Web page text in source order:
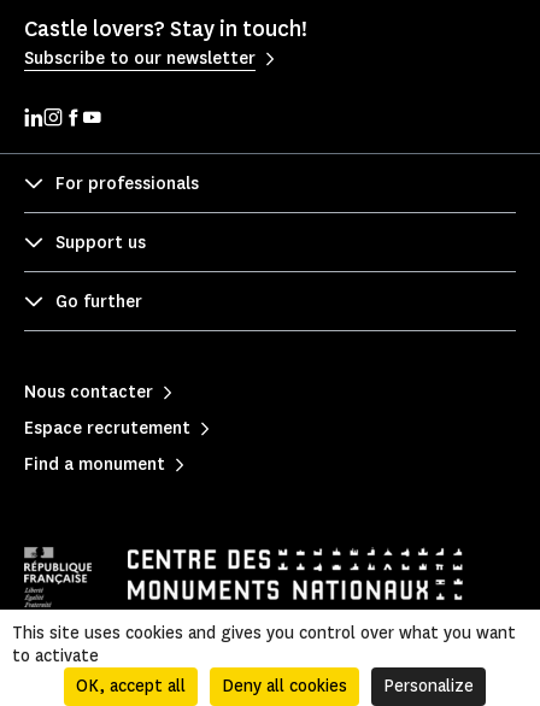
Castle lovers? Stay in touch!
Subscribe to our newsletter
For professionals
Support us
Go further
Nous contacter
Espace recrutement
Find a monument
Mentions légales
Legal & administrative information
| Sitemap
This site uses cookies and gives you control over what you want
to activate
OK, accept all
Deny all cookies Personalize